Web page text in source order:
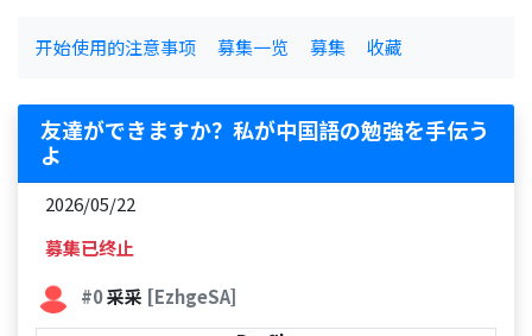
开始使用的注意事项 募集一览 募集 收藏
友達ができますか？私が中国語の勉強を手伝う
よ
2026/05/22
募集已终止
#0采采 [EzhgeSA]